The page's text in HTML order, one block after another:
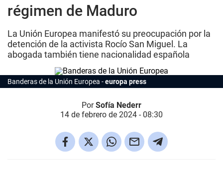
régimen de Maduro
La Unión Europea manifestó su preocupación por la
detención de la activista Rocío San Miguel. La
abogada también tiene nacionalidad española
Banderas de la Unión Europea europa press
PorSofía Nederr
14 de febrero de 2024 - 08:30